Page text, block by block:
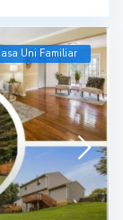
Uni Familiar